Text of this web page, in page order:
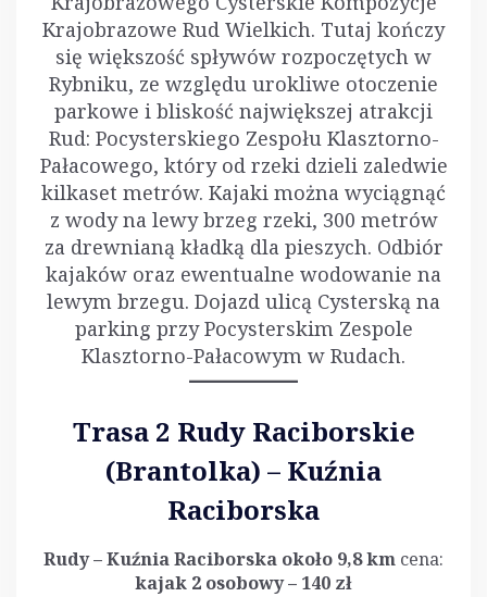
Krajobrazowe Rud Wielkich. Tutaj kończy
się większość spływów rozpoczętych w
Rybniku, ze względu urokliwe otoczenie
parkowe i bliskość największej atrakcji
Rud: Pocysterskiego Zespołu Klasztorno-
Pałacowego, który od rzeki dzieli zaledwie
kilkaset metrów. Kajaki można wyciągnąć
z wody na lewy brzeg rzeki, 300 metrów
za drewnianą kładką dla pieszych. Odbiór
kajaków oraz ewentualne wodowanie na
lewym brzegu. Dojazd ulicą Cysterską na
parking przy Pocysterskim Zespole
Klasztorno-Pałacowym w Rudach.
Trasa 2 Rudy Raciborskie
(Brantolka) – Kuźnia
Raciborska
Rudy – Kuźnia Raciborska około 9,8 km cena:
kajak 2 osobowy – 140 zł